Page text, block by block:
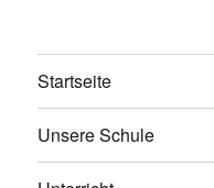
Startseite
Unsere Schule